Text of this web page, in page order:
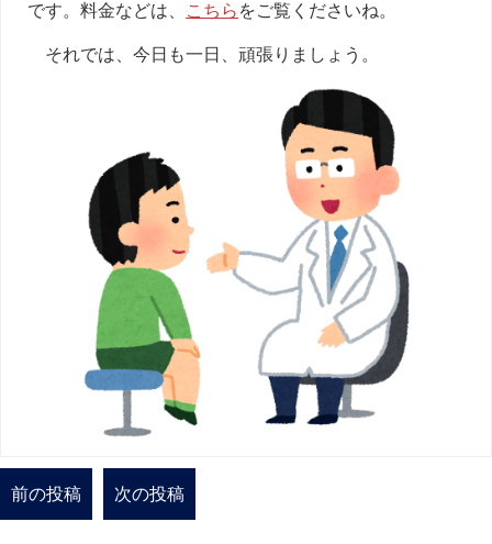
です。料金などは、
こちら をご覧くださいね。
それでは、今日も一日、頑張りましょう。
前の投稿 次の投稿